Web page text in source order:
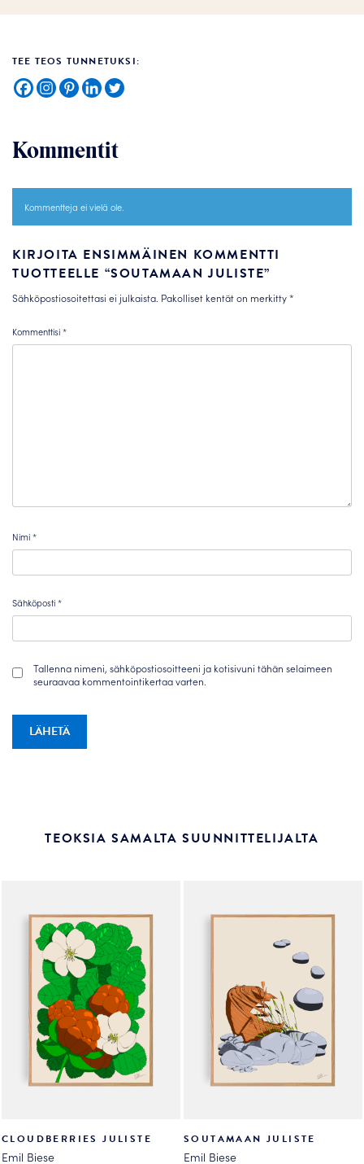
TEE TEOS TUNNETUKSI:
Kommentit
Kommentteja ei vielä ole.
KIRJOITA ENSIMMÄINEN KOMMENTTI
TUOTTEELLE “SOUTAMAAN JULISTE”
Sähköpostiosoitettasi ei julkaista. Pakolliset kentät on merkitty*
Kommenttisi*
Nimi*
Sähköposti*
Tallenna nimeni, sähköpostiosoitteeni ja kotisivuni tähän selaimeen
seuraavaa kommentointikertaa varten.
TEOKSIA SAMALTA SUUNNITTELIJALTA
CLOUDBERRIES JULISTE
Emil Biese
SOUTAMAAN JULISTE
Emil Biese